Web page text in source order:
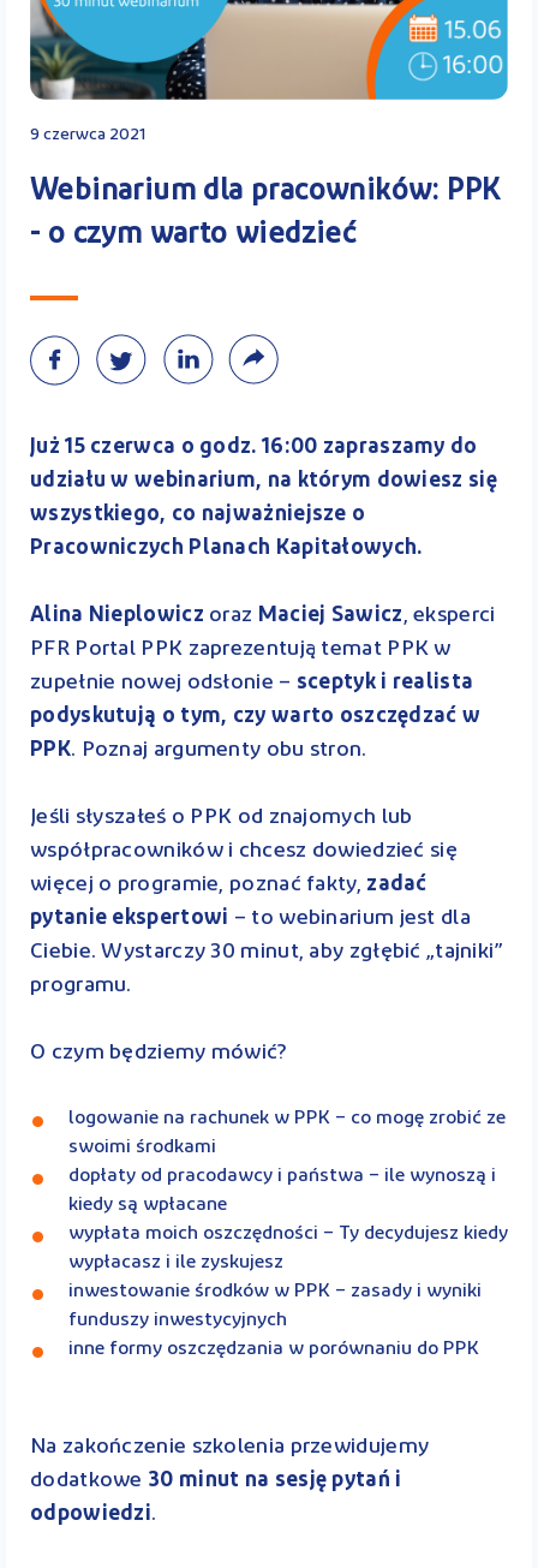
Kontakt
A
9 czerwca 2021
Webinarium dla pracowników: PPK
- o czym warto wiedzieć
Już 15 czerwca o godz. 16:00 zapraszamy do
udziału w webinarium, na którym dowiesz się
wszystkiego, co najważniejsze o
Pracowniczych Planach Kapitałowych.
Alina Nieplowicz oraz Maciej Sawicz, eksperci
PFR Portal PPK zaprezentują temat PPK w
zupełnie nowej odsłonie – sceptyk i realista
podyskutują o tym, czy warto oszczędzać w
PPK. Poznaj argumenty obu stron.
Jeśli słyszałeś o PPK od znajomych lub
współpracowników i chcesz dowiedzieć się
więcej o programie, poznać fakty, zadać
pytanie ekspertowi – to webinarium jest dla
Ciebie. Wystarczy 30 minut, aby zgłębić „tajniki”
programu.
O czym będziemy mówić?
logowanie na rachunek w PPK – co mogę zrobić ze
swoimi środkami
dopłaty od pracodawcy i państwa – ile wynoszą i
kiedy są wpłacane
wypłata moich oszczędności – Ty decydujesz kiedy
wypłacasz i ile zyskujesz
inwestowanie środków w PPK – zasady i wyniki
funduszy inwestycyjnych
inne formy oszczędzania w porównaniu do PPK
Na zakończenie szkolenia przewidujemy
dodatkowe 30 minut na sesję pytań i
odpowiedzi.